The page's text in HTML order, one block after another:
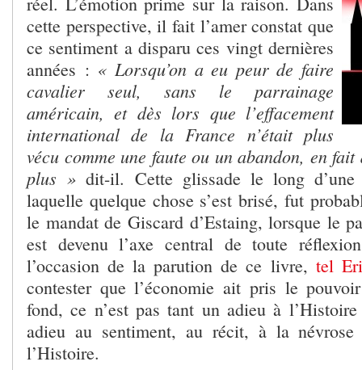
cette perspective, il fait l’amer constat que
ce sentiment a disparu ces vingt dernières
années : « Lorsqu’on a eu peur de faire
cavalier seul, sans le parrainage
américain, et dès lors que l’effacement
international de la France n’était plus
vécu comme une faute ou un abandon, en fait
plus » dit-il. Cette glissade le long
laquelle quelque chose s’est brisé, fut
le mandat de Giscard d’Estaing, lorsque le
est devenu l’axe central de toute
l’occasion de la parution de ce livre, tel
contester que l’économie ait pris le
fond, ce n’est pas tant un adieu à
adieu au sentiment, au récit, à la
l’Histoire.